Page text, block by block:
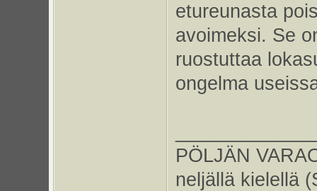
etureunasta
avoimeksi. Se
ruostuttaa
ongelma
PÖLJÄN
neljällä kielellä